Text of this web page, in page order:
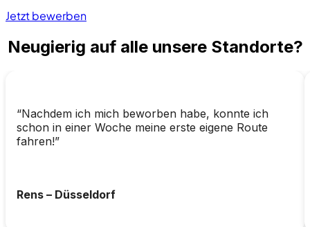
Jetzt bewerben
Neugierig auf alle unsere Standorte?
“Nachdem ich mich beworben habe, konnte ich
schon in einer Woche meine erste eigene Route
fahren!”
Rens – Düsseldorf